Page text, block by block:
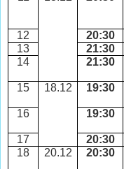
12
20:30
13
21:30
14
21:30
15
18.12 19:30
16
19:30
17
20:30
18
20.12 20:30